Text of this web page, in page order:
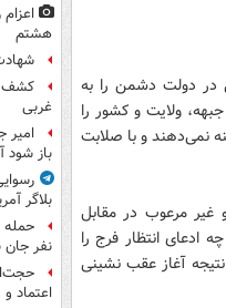
در دولت دشمن را به
جبهه، ولایت و کشور را
نمی‌دهند و با صلابت
غیر مرعوب در مقابل
ادعای انتظار فرج را
آغاز عقب نشینی
هشتم
غربی
امیر
باز شود
بلاگر
نفر جان
اعتماد